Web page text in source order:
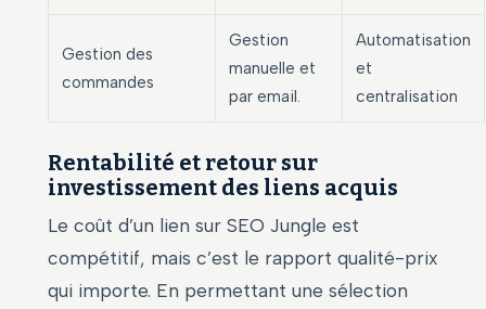
Gestion des
commandes
Gestion
manuelle et
par email.
Automatisation
et
centralisation
Rentabilité et retour sur
investissement des liens acquis
Le coût d’un lien sur SEO Jungle est
compétitif, mais c’est le rapport qualité-prix
qui importe. En permettant une sélection